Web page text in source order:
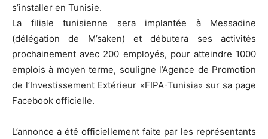
s’installer en Tunisie.
La filiale tunisienne sera implantée à Messadine
(délégation de M’saken) et débutera ses activités
prochainement avec 200 employés, pour atteindre 1000
emplois à moyen terme, souligne l’Agence de Promotion
de l’Investissement Extérieur «FIPA-Tunisia» sur sa page
Facebook officielle.
L’annonce a été officiellement faite par les représentants